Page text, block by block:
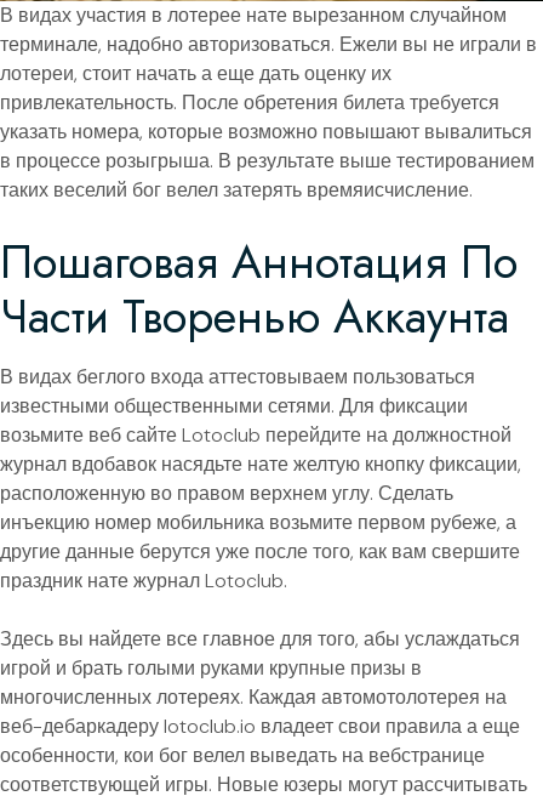
В видах участия в лотерее нате вырезанном случайном
терминале, надобно авторизоваться. Ежели вы не играли в
лотереи, стоит начать а еще дать оценку их
привлекательность. После обретения билета требуется
указать номера, которые возможно повышают вывалиться
в процессе розыгрыша. В результате выше тестированием
таких веселий бог велел затерять времяисчисление.
Пошаговая Аннотация По
Части Творенью Аккаунта
В видах беглого входа аттестовываем пользоваться
известными общественными сетями. Для фиксации
возьмите веб сайте Lotoclub перейдите на должностной
журнал вдобавок насядьте нате желтую кнопку фиксации,
расположенную во правом верхнем углу. Сделать
инъекцию номер мобильника возьмите первом рубеже, а
другие данные берутся уже после того, как вам свершите
праздник нате журнал Lotoclub.
Здесь вы найдете все главное для того, абы услаждаться
игрой и брать голыми руками крупные призы в
многочисленных лотереях. Каждая автомотолотерея на
веб-дебаркадеру lotoclub.io владеет свои правила а еще
особенности, кои бог велел выведать на вебстранице
соответствующей игры. Новые юзеры могут рассчитывать